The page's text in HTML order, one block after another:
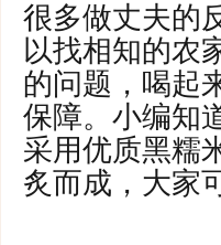
很多做丈夫的
以找相知的农
的问题，喝起
保障。小编知
采用优质黑糯
炙而成，大家